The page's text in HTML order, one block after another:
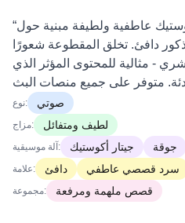
“جيتار هادئ” هو قطعة أكوستيك عاطفية ولطيفة مبنية حول
دافئ. تخلق المقطوعة شعورًا
- مثالية للمحتوى المؤثر الذي
نوع: صوتي
مزاج: لطيف ومتفائل
آلة موسيقية: جيتار أكوستيك جوقة
علامة: دافئ سرد قصصي عاطفي
مجموعة: قصص ملهمة ومرفعة